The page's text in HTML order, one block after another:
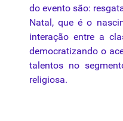
doevento são:
Natal, que é o
interação entre a
democratizando o
talentos no
religiosa.